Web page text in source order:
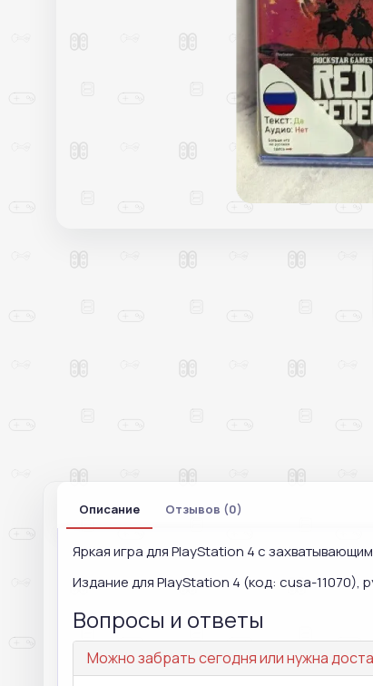
Описание Отзывов (0)
Яркая игра для PlayStation 4 с
Издание для PlayStation 4 (код: cusa-11070),
Вопросы и ответы
Можно забрать сегодня или нужна